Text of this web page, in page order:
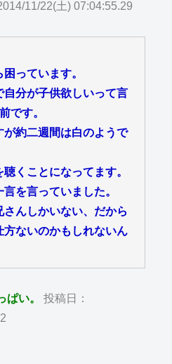
11/22(土) 07:04:55.29
っています。
分が子供欲しいって言
です。
約二週間は白のようで
くことになってます。
を言っていました。
さんしかいない、だから
方ないのかもしれないん
ぱい。
投稿日：